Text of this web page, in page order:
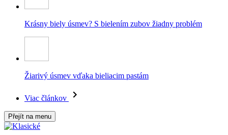
Krásny biely úsmev? S bielením zubov žiadny problém
Žiarivý úsmev vďaka bieliacim pastám
Viac článkov
Přejít na menu